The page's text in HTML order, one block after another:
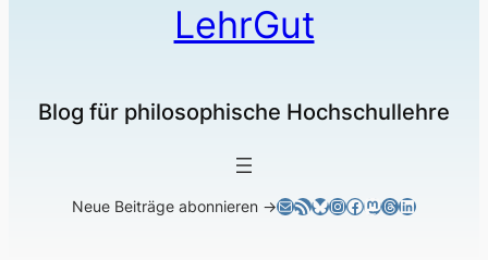
LehrGut
Blog für philosophische Hochschullehre
Neue Beiträge abonnieren →E-MailRSS-FeedBluesky
Instagram
Facebook
Mastodon
Threads
LinkedIn